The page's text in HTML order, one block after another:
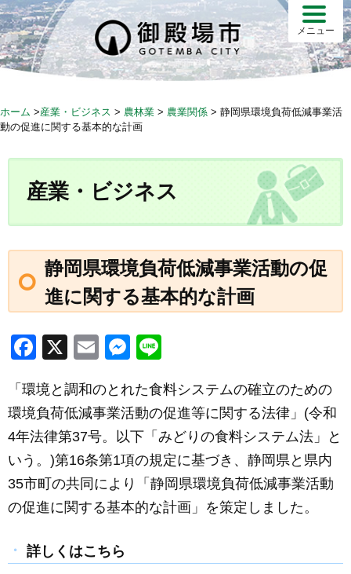
S
k
i
p
c
メニュー
ホーム >産業・ビジネス > 農林業 > 農業関係 > 静岡県環境負荷低減事業活
動の促進に関する基本的な計画
産業・ビジネス
静岡県環境負荷低減事業活動の促
進に関する基本的な計画
F
c
e
b
o
o
k
X
E
ail
M
ss
e
n
g
er
e
「環境と調和のとれた食料システムの確立のための
環境負荷低減事業活動の促進等に関する法律」(令和
4年法律第37号。以下「みどりの食料システム法」と
いう。)第16条第1項の規定に基づき、静岡県と県内
35市町の共同により「静岡県環境負荷低減事業活動
の促進に関する基本的な計画」を策定しました。
詳しくはこちら